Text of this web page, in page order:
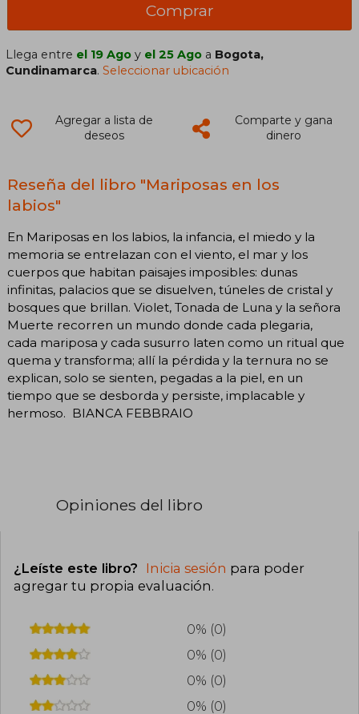
Comprar
Llega entre el 19 Ago y el 25 Ago a Bogota,
Cundinamarca.Seleccionar ubicación
Agregar a lista de
deseos
Comparte y gana
dinero
Reseña del libro "Mariposas en los
labios"
En Mariposas en los labios, la infancia, el miedo y la
memoria se entrelazan con el viento, el mar y los
cuerpos que habitan paisajes imposibles: dunas
infinitas, palacios que se disuelven, túneles de cristal y
bosques que brillan. Violet, Tonada de Luna y la señora
Muerte recorren un mundo donde cada plegaria,
cada mariposa y cada susurro laten como un ritual que
quema y transforma; allí la pérdida y la ternura no se
explican, solo se sienten, pegadas a la piel, en un
tiempo que se desborda y persiste, implacable y
hermoso. BIANCA FEBBRAIO
Opiniones del libro
¿Leíste este libro? Inicia sesión para poder
agregar tu propia evaluación.
0% (0)
0% (0)
0% (0)
0% (0)